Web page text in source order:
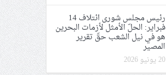
رئيس مجلس شورى ائتلاف 14
فبراير: الحلّ الأمثل لأزمات البحرين
هو في نيل الشعب حقّ تقرير
المصير
20 يونيو 2026